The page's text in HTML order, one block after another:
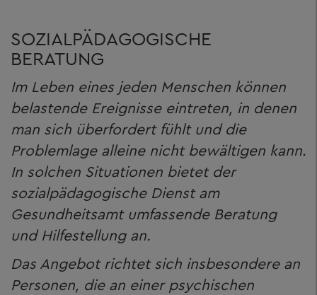
SOZIALPÄDAGOGISCHE
BERATUNG
Im Leben eines jeden Menschen können
belastende Ereignisse eintreten, in denen
man sich überfordert fühlt und die
Problemlage alleine nicht bewältigen kann.
In solchen Situationen bietet der
sozialpädagogische Dienst am
Gesundheitsamt umfassende Beratung
und Hilfestellung an.
Das Angebot richtet sich insbesondere an
Personen, die an einer psychischen